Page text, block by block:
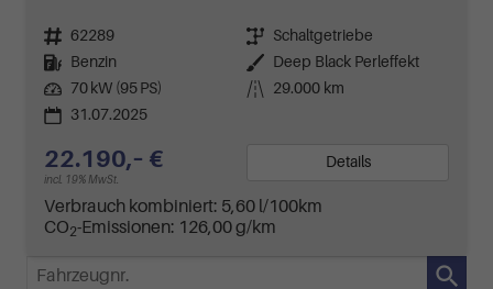
Fahrzeugnr. 62289 Getriebe Schaltgetriebe
Kraftstoff
Benzin Außenfarbe
Deep Black Perleffekt
Leistung 70 kW (95 PS) Kilometerstand
29.000 km
31.07.2025
22.190,– €
incl. 19% MwSt.
Details
Verbrauch kombiniert: 5,60 l/100km
CO2-Emissionen: 126,00 g/km
Fahrzeugnr.